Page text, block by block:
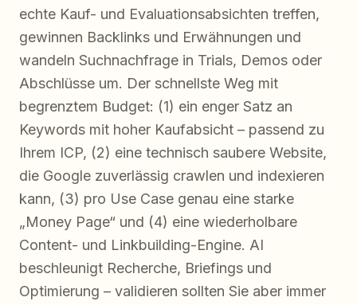
echte Kauf- und Evaluationsabsichten treffen,
gewinnen Backlinks und Erwähnungen und
wandeln Suchnachfrage in Trials, Demos oder
Abschlüsse um. Der schnellste Weg mit
begrenztem Budget: (1) ein enger Satz an
Keywords mit hoher Kaufabsicht – passend zu
Ihrem ICP, (2) eine technisch saubere Website,
die Google zuverlässig crawlen und indexieren
kann, (3) pro Use Case genau eine starke
„Money Page“ und (4) eine wiederholbare
Content- und Linkbuilding-Engine. AI
beschleunigt Recherche, Briefings und
Optimierung – validieren sollten Sie aber immer